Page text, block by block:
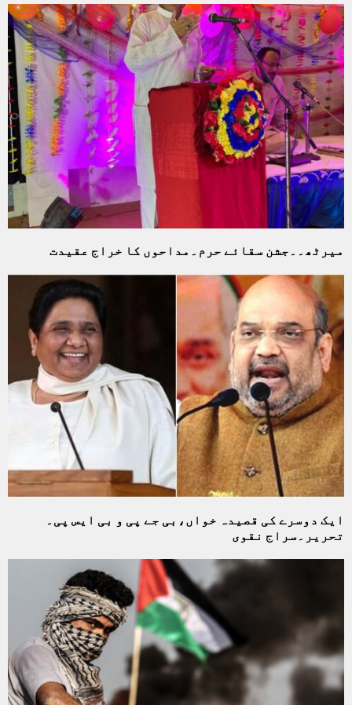
میرٹھ۔۔جشن سقائے حرم۔مداحوں کا خراج عقیدت
ایک دوسرے کی قصیدہ خواں،بی جے پی و بی ایس پی۔
تحریر۔سراج نقوی